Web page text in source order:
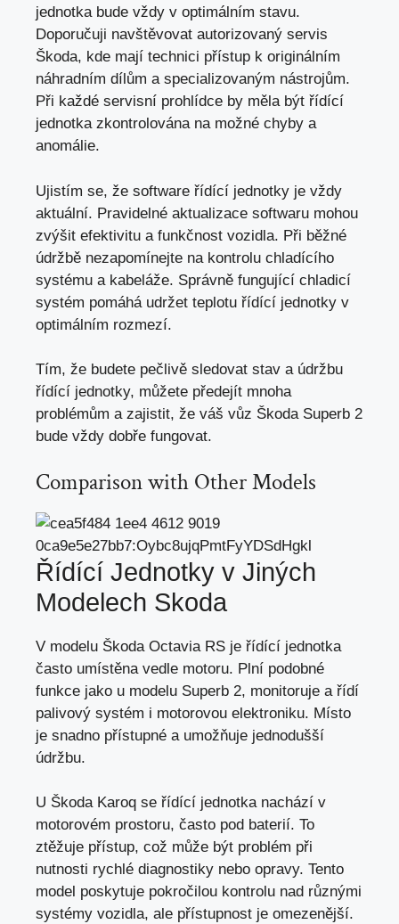
jednotka bude vždy v optimálním stavu.
Doporučuji navštěvovat autorizovaný servis
Škoda, kde mají technici přístup k originálním
náhradním dílům a specializovaným nástrojům.
Při každé servisní prohlídce by měla být řídící
jednotka zkontrolována na možné chyby a
anomálie.
Ujistím se, že software řídící jednotky je vždy
aktuální. Pravidelné aktualizace softwaru mohou
zvýšit efektivitu a funkčnost vozidla. Při běžné
údržbě nezapomínejte na kontrolu chladícího
systému a kabeláže. Správně fungující chladicí
systém pomáhá udržet teplotu řídící jednotky v
optimálním rozmezí.
Tím, že budete pečlivě sledovat stav a údržbu
řídící jednotky, můžete předejít mnoha
problémům a zajistit, že váš vůz Škoda Superb 2
bude vždy dobře fungovat.
Comparison with Other Models
Řídící Jednotky v Jiných
Modelech Skoda
V modelu Škoda Octavia RS je řídící jednotka
často umístěna vedle motoru. Plní podobné
funkce jako u modelu Superb 2, monitoruje a řídí
palivový systém i motorovou elektroniku. Místo
je snadno přístupné a umožňuje jednodušší
údržbu.
U Škoda Karoq se řídící jednotka nachází v
motorovém prostoru, často pod baterií. To
ztěžuje přístup, což může být problém při
nutnosti rychlé diagnostiky nebo opravy. Tento
model poskytuje pokročilou kontrolu nad různými
systémy vozidla, ale přístupnost je omezenější.